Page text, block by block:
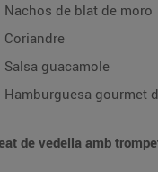
Nachos de blat de moro
Coriandre
Salsa guacamole
Hamburguesa gourmet
de vedella amb